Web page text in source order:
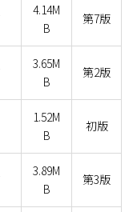
4.14M
B
第7版
3.65M
B
第2版
1.52M
B
初版
3.89M
B
第3版